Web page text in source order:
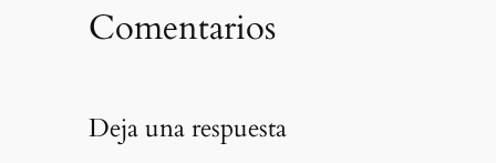
Comentarios
Deja una respuesta